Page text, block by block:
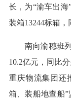
长，为“渝车出
装箱13244标箱，
南向渝穗班
10.2亿元，同比
重庆物流集团还
箱、装船地查船”